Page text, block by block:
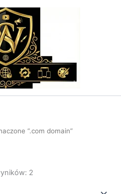
“.com domain”
2